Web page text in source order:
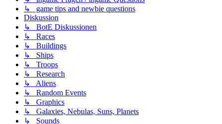
↳ game tips and newbie questions
Diskussion
↳ BotE Diskussionen
↳ Races
↳ Buildings
↳ Ships
↳ Troops
↳ Research
↳ Aliens
↳ Random Events
↳ Graphics
↳ Galaxies, Nebulas, Suns, Planets
↳ Sounds